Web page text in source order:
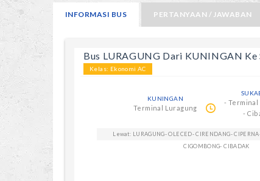
INFORMASI BUS PERTANYAAN / JAWABAN
Bus LURAGUNG Dari KUNINGAN
Kelas: Ekonomi AC
KUNINGAN
Terminal Luragung
- Terminal
-
Lewat: LURAGUNG- OLECED- CIRENDANG-
CIGOMBONG- CIBADAK